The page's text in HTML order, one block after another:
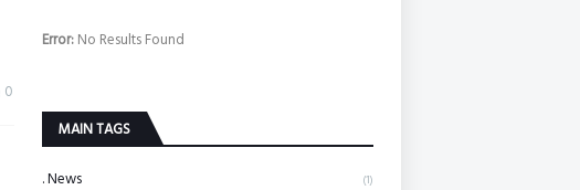
0
Error:No Results Found
MAIN TAGS
. News (1)